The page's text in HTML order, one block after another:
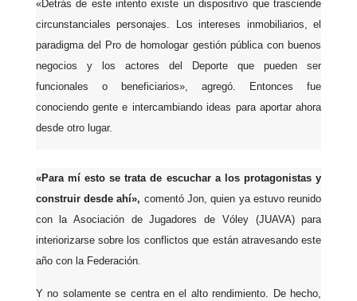
«Detrás de este intento existe un dispositivo que trasciende
circunstanciales personajes. Los intereses inmobiliarios, el
paradigma del Pro de homologar gestión pública con buenos
negocios y los actores del Deporte que pueden ser
funcionales o beneficiarios», agregó. Entonces fue
conociendo gente e intercambiando ideas para aportar ahora
desde otro lugar.
«Para mí esto se trata de escuchar a los protagonistas y
construir desde ahí», comentó Jon, quien ya estuvo reunido
con la Asociación de Jugadores de Vóley (JUAVA) para
interiorizarse sobre los conflictos que están atravesando este
año con la Federación.
Y no solamente se centra en el alto rendimiento. De hecho,